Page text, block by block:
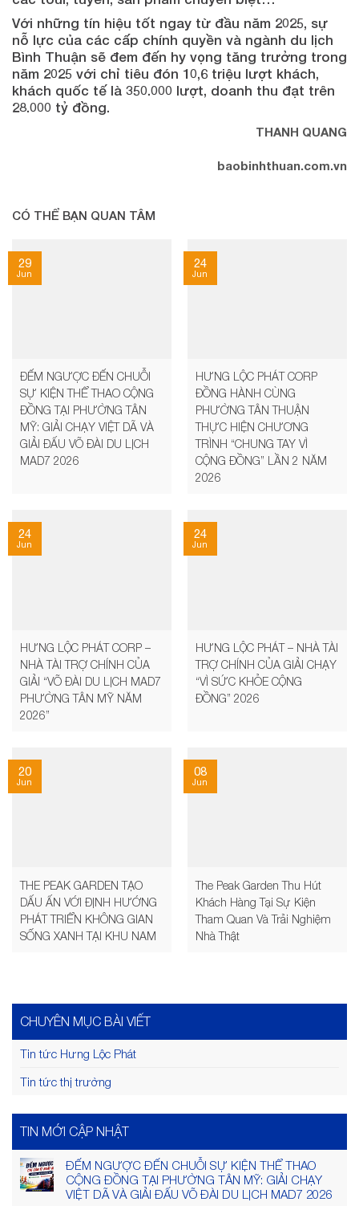
Với những tín hiệu tốt ngay từ đầu năm 2025, sự
nỗ lực của các cấp chính quyền và ngành du lịch
Bình Thuận sẽ đem đến hy vọng tăng trưởng trong
năm 2025 với chỉ tiêu đón 10,6 triệu lượt khách,
khách quốc tế là 350.000 lượt, doanh thu đạt trên
28.000 tỷ đồng.
THANH QUANG
baobinhthuan.com.vn
CÓ THỂ BẠN QUAN TÂM
ĐẾM NGƯỢC ĐẾN CHUỖI
SỰ KIỆN THỂ THAO CỘNG
ĐỒNG TẠI PHƯỜNG TÂN
MỸ: GIẢI CHẠY VIỆT DÃ VÀ
GIẢI ĐẤU VÕ ĐÀI DU LỊCH
MAD7 2026
29
Jun
HƯNG LỘC PHÁT CORP
ĐỒNG HÀNH CÙNG
PHƯỜNG TÂN THUẬN
THỰC HIỆN CHƯƠNG
TRÌNH “CHUNG TAY VÌ
CỘNG ĐỒNG” LẦN 2 NĂM
2026
24
Jun
HƯNG LỘC PHÁT CORP –
NHÀ TÀI TRỢ CHÍNH CỦA
GIẢI “VÕ ĐÀI DU LỊCH MAD7
PHƯỜNG TÂN MỸ NĂM
2026”
24
Jun
HƯNG LỘC PHÁT – NHÀ TÀI
TRỢ CHÍNH CỦA GIẢI CHẠY
“VÌ SỨC KHỎE CỘNG
ĐỒNG” 2026
24
Jun
THE PEAK GARDEN TẠO
DẤU ẤN VỚI ĐỊNH HƯỚNG
PHÁT TRIỂN KHÔNG GIAN
SỐNG XANH TẠI KHU NAM
20
Jun
The Peak Garden Thu Hút
Khách Hàng Tại Sự Kiện
Tham Quan Và Trải Nghiệm
Nhà Thật
08
Jun
CHUYÊN MỤC BÀI VIẾT
Tin tức Hưng Lộc Phát
Tin tức thị trường
TIN MỚI CẬP NHẬT
ĐẾM NGƯỢC ĐẾN CHUỖI SỰ KIỆN THỂ THAO
CỘNG ĐỒNG TẠI PHƯỜNG TÂN MỸ: GIẢI CHẠY
VIỆT DÃ VÀ GIẢI ĐẤU VÕ ĐÀI DU LỊCH MAD7 2026